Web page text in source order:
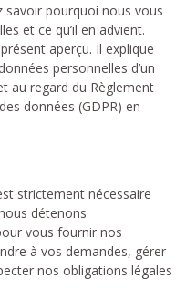
savoir pourquoi nous vous
et ce qu’il en advient.
aperçu. Il explique
personnelles d’un
au regard du Règlement
données (GDPR) en
strictement nécessaire
détenons
vous fournir nos
à vos demandes, gérer
nos obligations légales